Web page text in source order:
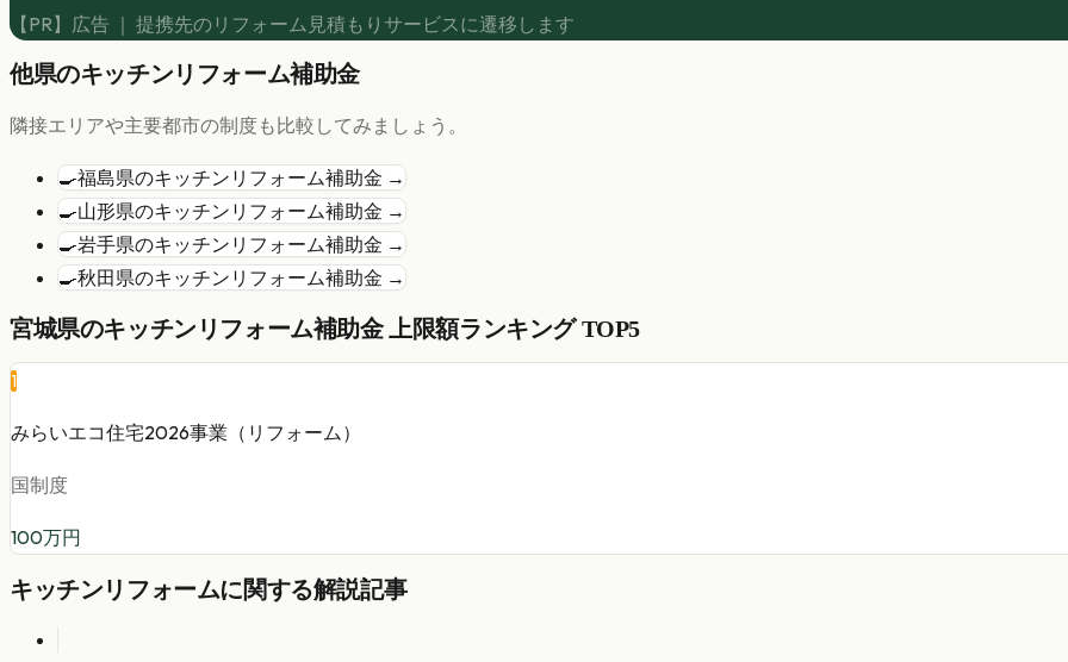
【PR】広告 ｜ 提携先のリフォーム見積もりサービスに遷移します
他県のキッチンリフォーム補助金
隣接エリアや主要都市の制度も比較してみましょう。
🍳福島県のキッチンリフォーム補助金 →
🍳山形県のキッチンリフォーム補助金 →
🍳岩手県のキッチンリフォーム補助金 →
🍳秋田県のキッチンリフォーム補助金 →
宮城県のキッチンリフォーム補助金 上限額ランキング TOP5
1
みらいエコ住宅2026事業（リフォーム）
国制度
100万円
キッチンリフォームに関する解説記事